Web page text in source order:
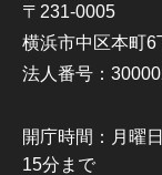
〒231-0005
横浜市中区本町
法人番号：
開庁時間：月曜
15分まで